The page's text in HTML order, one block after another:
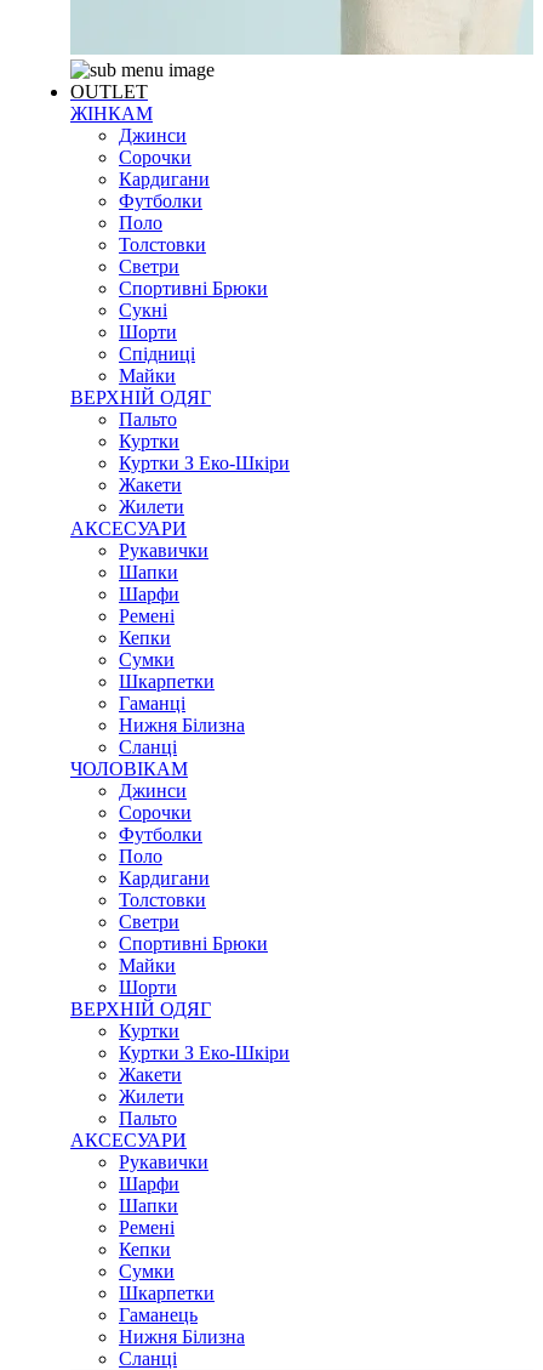
OUTLET
ЖІНКАМ
Джинси
Сорочки
Кардигани
Футболки
Поло
Толстовки
Светри
Спортивні Брюки
Сукні
Шорти
Спідниці
Майки
ВЕРХНІЙ ОДЯГ
Пальто
Куртки
Куртки З Еко-Шкіри
Жакети
Жилети
АКСЕСУАРИ
Рукавички
Шапки
Шарфи
Ремені
Кепки
Сумки
Шкарпетки
Гаманці
Нижня Білизна
Сланці
ЧОЛОВІКАМ
Джинси
Сорочки
Футболки
Поло
Кардигани
Толстовки
Светри
Спортивні Брюки
Майки
Шорти
ВЕРХНІЙ ОДЯГ
Куртки
Куртки З Еко-Шкіри
Жакети
Жилети
Пальто
АКСЕСУАРИ
Рукавички
Шарфи
Шапки
Ремені
Кепки
Сумки
Шкарпетки
Гаманець
Нижня Білизна
Сланці